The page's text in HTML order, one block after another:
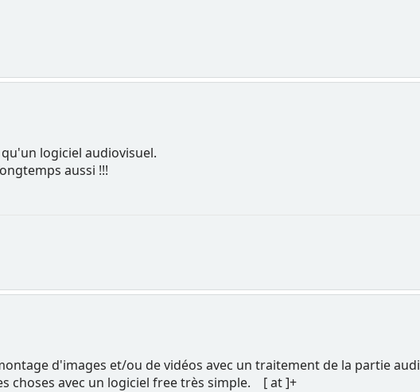
logiciel audiovisuel.
aussi !!!
d'images et/ou de vidéos avec un traitement de la partie
choses avec un logiciel free très simple. [ at ]+